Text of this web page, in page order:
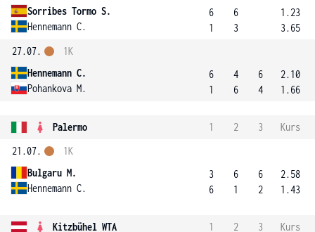
Sorribes Tormo S.
Hennemann C.
6
1
6
3
1.23
3.65
27.07.
Hennemann C.
Pohankova M.
1K
6
1
4
6
6
4
2.10
1.66
Palermo 1 2 3
Kurs
21.07.
Bulgaru M.
Hennemann C.
1K
3
6
6
1
6
2
2.58
1.43
Kitzbühel WTA 1 2 3
Kurs